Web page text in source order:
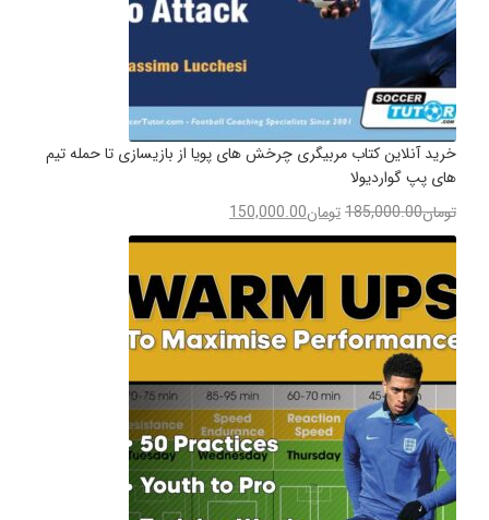
خرید آنلاین کتاب مربیگری چرخش های پویا از بازیسازی تا حمله تیم
های پپ گواردیولا
تومان185,000.00تومان150,000.00